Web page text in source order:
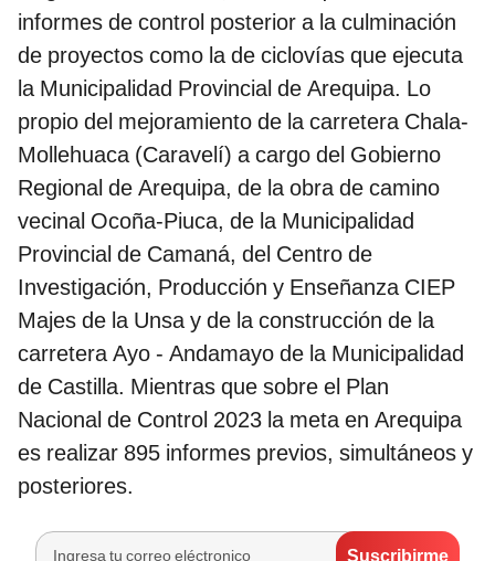
informes de control posterior a la culminación
de proyectos como la de ciclovías que ejecuta
la Municipalidad Provincial de Arequipa. Lo
propio del mejoramiento de la carretera Chala-
Mollehuaca (Caravelí) a cargo del Gobierno
Regional de Arequipa, de la obra de camino
vecinal Ocoña-Piuca, de la Municipalidad
Provincial de Camaná, del Centro de
Investigación, Producción y Enseñanza CIEP
Majes de la Unsa y de la construcción de la
carretera Ayo - Andamayo de la Municipalidad
de Castilla. Mientras que sobre el Plan
Nacional de Control 2023 la meta en Arequipa
es realizar 895 informes previos, simultáneos y
posteriores.